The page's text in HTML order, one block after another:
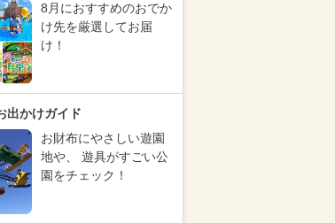
8月におすすめのおでか
け先を厳選してお届
け！
出かけガイド
お財布にやさしい遊園
地や、 遊具がすごい公
園をチェック！